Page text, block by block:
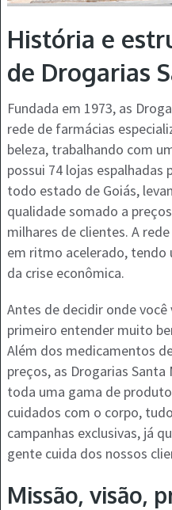
História e
de Drogarias
Fundada em 1973, as
rede de farmácias
beleza, trabalhando com
possui 74 lojas espalhadas
todo estado de Goiás,
qualidade somado a
milhares de clientes. A
em ritmo acelerado,
da crise econômica.
Antes de decidir onde
primeiro entender muito
Além dos medicamentos
preços, as Drogarias
toda uma gama de
cuidados com o corpo,
campanhas exclusivas, já
gente cuida dos nossos
Missão, visão,